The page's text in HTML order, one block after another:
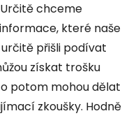
chceme
které naše
přišli podívat
získat trošku
potom mohou dělat
zkoušky. Hodně